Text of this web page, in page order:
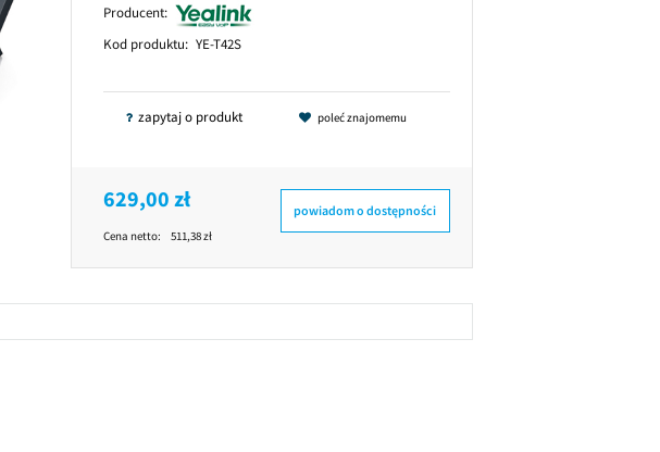
Producent:
Kod produktu: YE-T42S
zapytaj o produkt poleć znajomemu
629,00 zł
Cena netto: 511,38 zł
powiadom o dostępności